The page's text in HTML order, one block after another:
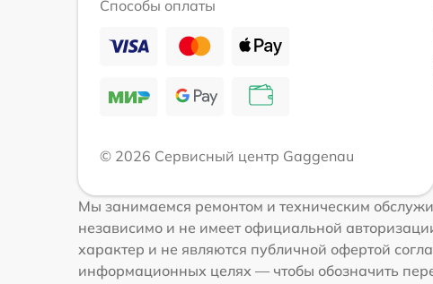
Способы оплаты
© 2026 Сервисный центр Gaggenau
Мы занимаемся ремонтом и техническим
независимо и не имеет официальной
характер и не являются публичной офертой
информационных целях — чтобы обозначить